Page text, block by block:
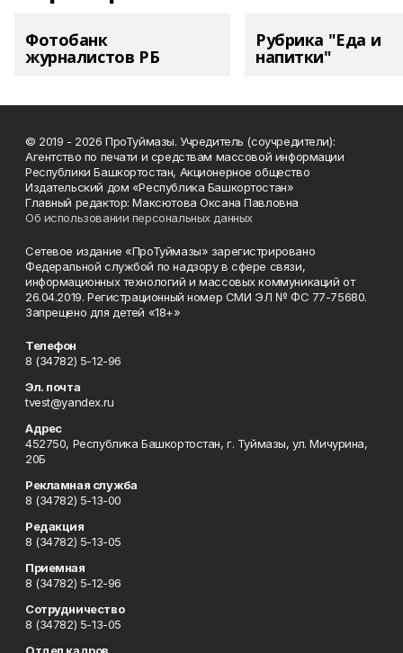
Фотобанк
журналистов РБ
Рубрика "Еда и
напитки"
© 2019 - 2026 ПроТуймазы. Учредитель (соучредители):
Агентство по печати и средствам массовой информации
Республики Башкортостан, Акционерное общество
Издательский дом «Республика Башкортостан»
Главный редактор: Максютова Оксана Павловна
Об использовании персональных данных
Сетевое издание «ПроТуймазы» зарегистрировано
Федеральной службой по надзору в сфере связи,
информационных технологий и массовых коммуникаций от
26.04.2019. Регистрационный номер СМИ ЭЛ № ФС 77-75680.
Запрещено для детей «18+»
Телефон
8 (34782) 5-12-96
Эл. почта
tvest@yandex.ru
Адрес
452750, Республика Башкортостан, г. Туймазы, ул. Мичурина,
20Б
Рекламная служба
8 (34782) 5-13-00
Редакция
8 (34782) 5-13-05
Приемная
8 (34782) 5-12-96
Сотрудничество
8 (34782) 5-13-05